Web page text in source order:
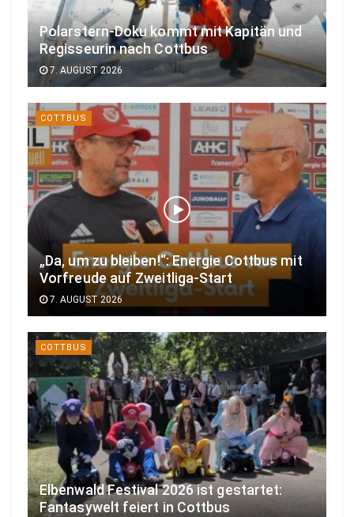
Polarstern-Doku kommt mit Kapitän und
Regisseurin nach Cottbus
7. AUGUST 2026
COTTBUS
„Da, um zu bleiben!“: Energie Cottbus mit
Vorfreude auf Zweitliga-Start
7. AUGUST 2026
COTTBUS
Elbenwald Festival 2026 ist gestartet:
Fantasywelt feiert in Cottbus